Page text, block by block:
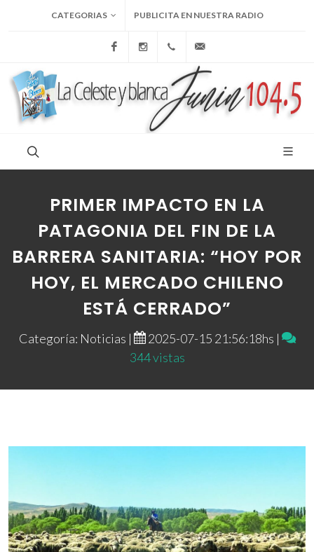
CATEGORIAS PUBLICITA EN NUESTRA RADIO
FacebookInstagram+54 9 236 465-4833
PRIMER IMPACTO EN LA
PATAGONIA DEL FIN DE LA
BARRERA SANITARIA: “HOY POR
HOY, EL MERCADO CHILENO
ESTÁ CERRADO”
Categoría: Noticias |
2025-07-15 21:56:18hs |
344 vistas